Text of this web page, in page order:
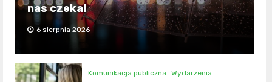
nas czeka!
6 sierpnia 2026
Komunikacja publiczna Wydarzenia